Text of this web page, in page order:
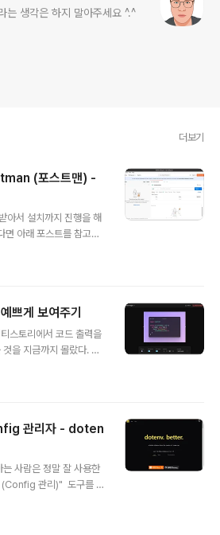
는 생각은 하지 말아주세요 ^.^
더보기
(포스트맨) -
서 설치까지 진행을 해
면 아래 포스트를 참고해
보기 위해서는 API Ser
음과 같은 화면이 나
삼아서우리가 사용하
리가 사용하고자 하는
getUltraSrtNcst H
쁘게 보여주기
스토리에서 코드 출력을
을 지금까지 몰랐다. 이
AutoModelFo
Synatra-42dot-1.
analysi
관리자 - doten
사람은 정말 잘 사용한
관리)" 도구를 소
분이 있는데,"Environ